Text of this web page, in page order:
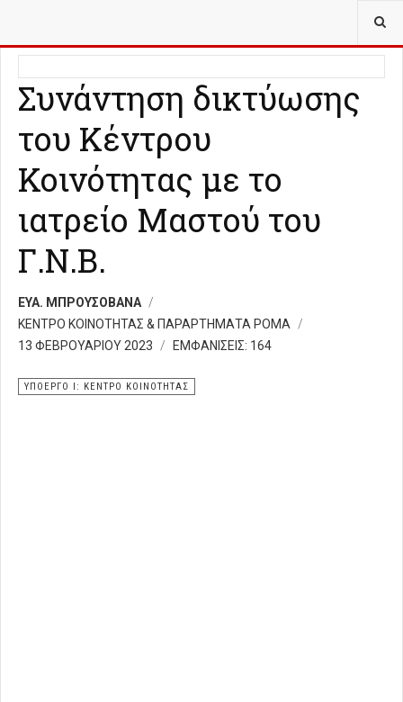
Συνάντηση δικτύωσης
του Κέντρου
Κοινότητας με το
ιατρείο Μαστού του
Γ.Ν.Β.
ΕΥΑ. ΜΠΡΟΥΣΟΒΑΝΑ
ΚΕΝΤΡΟ ΚΟΙΝΟΤΗΤΑΣ & ΠΑΡΑΡΤΗΜΑΤΑ ΡΟΜΑ
13 ΦΕΒΡΟΥΑΡΊΟΥ 2023
ΕΜΦΑΝΊΣΕΙΣ: 164
ΥΠΟΈΡΓΟ Ι: ΚΕΝΤΡΟ ΚΟΙΝΟΤΗΤΑΣ